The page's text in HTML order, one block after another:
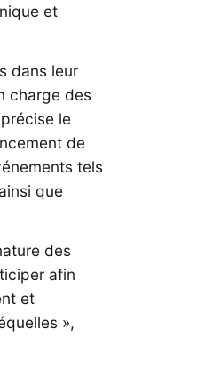
et
dans leur
charge des
le
de
tels
que
des
afin
et
»,